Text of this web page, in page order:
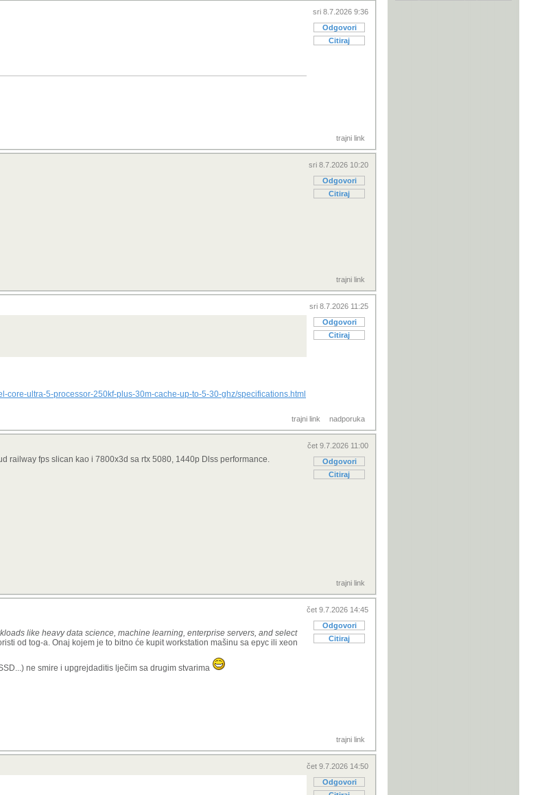
sri 8.7.2026 9:36
Odgovori
Citiraj
trajni link
sri 8.7.2026 10:20
Odgovori
Citiraj
trajni link
sri 8.7.2026 11:25
Odgovori
Citiraj
core-ultra-5-processor-250kf-plus-30m-cache-up-to-5-30-ghz/specifications.html
trajni link nadporuka
čet 9.7.2026 11:00
Odgovori
Citiraj
railway fps slican kao i 7800x3d sa rtx 5080, 1440p Dlss performance.
trajni link
čet 9.7.2026 14:45
Odgovori
Citiraj
like heavy data science, machine learning, enterprise servers, and select
od tog-a. Onaj kojem je to bitno će kupit workstation mašinu sa epyc ili xeon
ne smire i upgrejdaditis lječim sa drugim stvarima
trajni link
čet 9.7.2026 14:50
Odgovori